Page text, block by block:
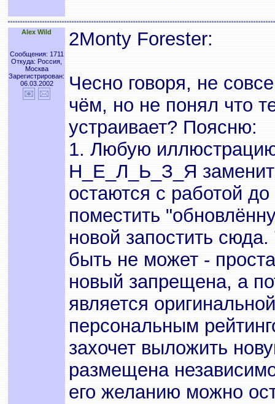
Alex Wild
Сообщения: 1711
Откуда: Россия,
Москва
Зарегистрирован:
06.03.2002
2Monty Forester:
Чесно говоря, не
чём, но не понял что
устраивает? Поясню:
1. Любую
Н_Е_Л_Ь_З_Я
остаются с работой
поместить
новой запостить
быть не может -
новый запрещена, а
является
персональным
захочет выложить
размещена
его желанию можно